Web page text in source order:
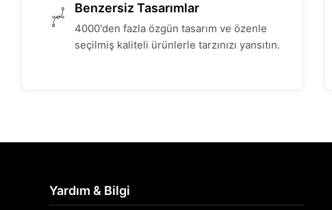
Benzersiz Tasarımlar
4000'den fazla özgün tasarım ve özenle
seçilmiş kaliteli ürünlerle tarzınızı yansıtın.
Yardım & Bilgi